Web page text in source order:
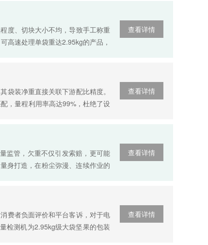
查看详情
度、切块大小不均，导致手工称重
高速处理单袋重达2.95kg的产品，
查看详情
袋装净重直接关联下游配比精度。
，量程利用率高达99%，杜绝了设
查看详情
监管，欠重不仅引发索赔，更可能
身打造，在粉尘弥漫、连续作业的
查看详情
费者负面评价和平台客诉，对于电
检测机为2.95kg级大袋坚果的包装